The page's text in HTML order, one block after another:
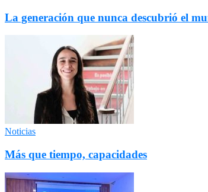
La generación que nunca descubrió el
Noticias
Más que tiempo, capacidades